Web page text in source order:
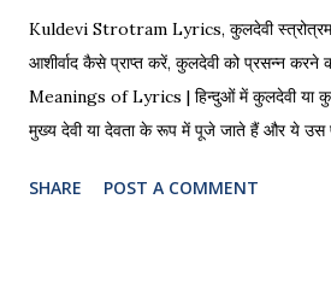
Kuldevi Strotram Lyrics, कुलदेवी स्त्रोत्रम
आशीर्वाद कैसे प्राप्त करें, कुलदेवी को प्रसन्न करने
Meanings of Lyrics | हिन्दुओं में कुलदेवी या
मुख्य देवी या देवता के रूप में पूजे जाते हैं और ये उस
है | आज के समय में बहुत से परिवारों को उनके
SHARE POST A COMMENT